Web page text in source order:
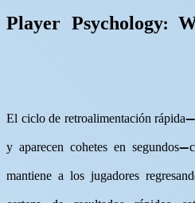
Player Psychology:
El ciclo de retroalimentación
y aparecen cohetes en
mantiene a los jugadores